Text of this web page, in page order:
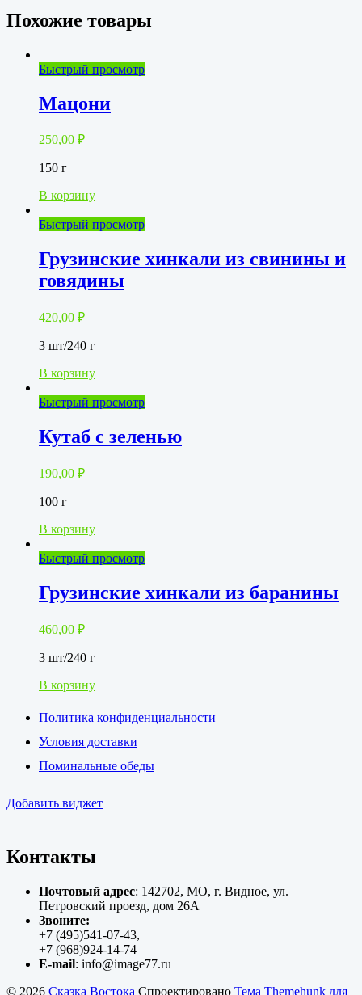
Похожие товары
Быстрый просмотр
Мацони
250,00 ₽
150 г
В корзину
Быстрый просмотр
Грузинские хинкали из свинины и
говядины
420,00 ₽
3 шт/240 г
В корзину
Быстрый просмотр
Кутаб с зеленью
190,00 ₽
100 г
В корзину
Быстрый просмотр
Грузинские хинкали из баранины
460,00 ₽
3 шт/240 г
В корзину
Политика конфиденциальности
Условия доставки
Поминальные обеды
Добавить виджет
Контакты
Почтовый адрес: 142702, МО, г. Видное, ул.
Петровский проезд, дом 26А
Звоните:
+7 (495)541-07-43,
+7 (968)924-14-74
E-mail: info@image77.ru
© 2026 Сказка Востока Спроектировано Тема Themehunk для